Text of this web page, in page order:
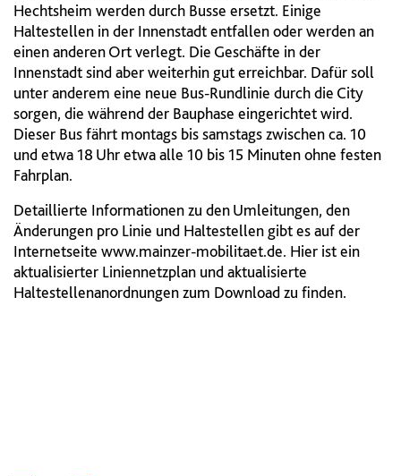
Hechtsheim werden durch Busse ersetzt. Einige
Haltestellen in der Innenstadt entfallen oder werden an
einen anderen Ort verlegt. Die Geschäfte in der
Innenstadt sind aber weiterhin gut erreichbar. Dafür soll
unter anderem eine neue Bus-Rundlinie durch die City
sorgen, die während der Bauphase eingerichtet wird.
Dieser Bus fährt montags bis samstags zwischen ca. 10
und etwa 18 Uhr etwa alle 10 bis 15 Minuten ohne festen
Fahrplan.
Detaillierte Informationen zu den Umleitungen, den
Änderungen pro Linie und Haltestellen gibt es auf der
Internetseite www.mainzer-mobilitaet.de. Hier ist ein
aktualisierter Liniennetzplan und aktualisierte
Haltestellenanordnungen zum Download zu finden.